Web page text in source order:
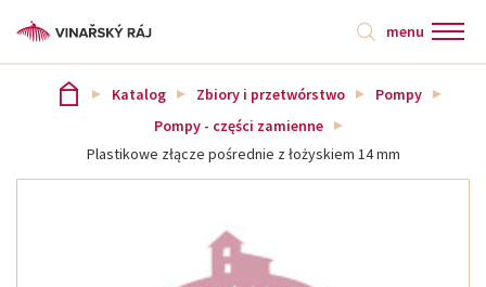
menu
Katalog Zbiory i przetwórstwo
Pompy
Pompy - części zamienne
Plastikowe złącze pośrednie z łożyskiem 14 mm